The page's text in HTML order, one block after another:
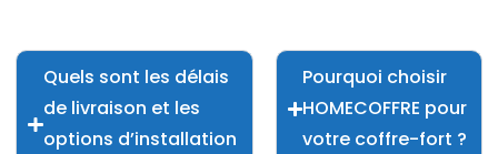
Quels sont les délais
de livraison et les
options d’installation
Pourquoi choisir
HOMECOFFRE pour
votre coffre-fort ?